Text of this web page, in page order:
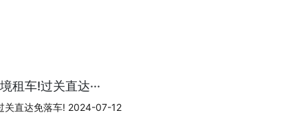
租车!过关直达···
关直达免落车! 2024-07-12